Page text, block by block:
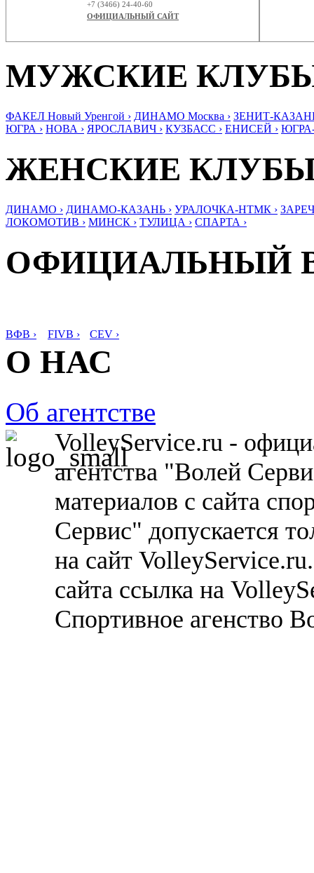
+7 (3466) 24-40-60
ОФИЦИАЛЬНЫЙ САЙТ
МУЖСКИЕ
ФАКЕЛ Новый Уренгой › ДИНАМО Москва › ЗЕНИТ-
ЮГРА › НОВА › ЯРОСЛАВИЧ › КУЗБАСС › ЕНИСЕЙ ›
ЖЕНСКИЕ
ДИНАМО › ДИНАМО-КАЗАНЬ › УРАЛОЧКА-НТМК ›
ЛОКОМОТИВ › МИНСК › ТУЛИЦА › СПАРТА ›
ОФИЦИАЛЬНЫЙ
ВФВ › FIVB › CEV ›
О НАС
Об агентстве
VolleyService.ru -
агентства "Волей
материалов с сайта
Сервис" допускается
на сайт
сайта ссылка на
Спортивное агенство